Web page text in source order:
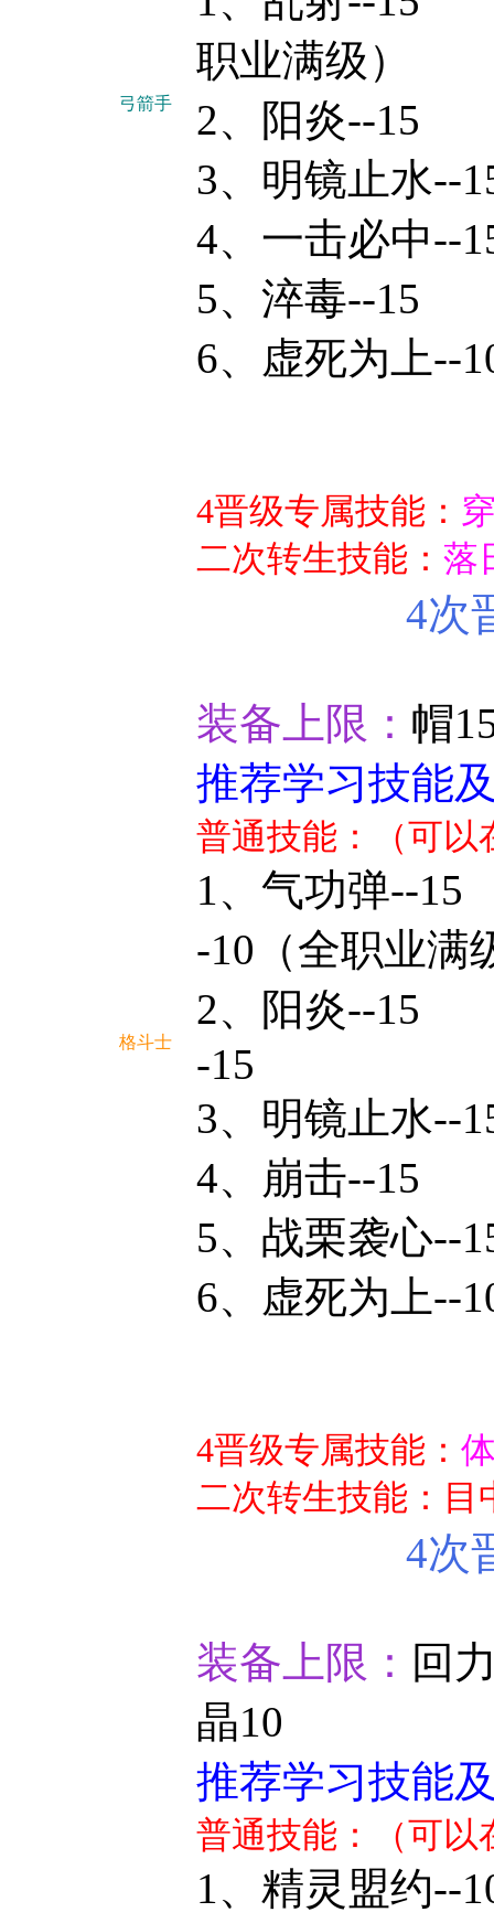
弓箭手
职业满级）
2、
3、明镜止水--
4、一击必中--
5、淬毒--15
6、虚死为上--
4晋级专属技能：
二次转生技能： 落
格斗士
4次
装备上限： 帽
推荐学习技能
普通技能：（可以
1、气
-10 （全职业满
2、阳
-15
3、明
4、崩击--15
5、战栗袭心--
6、虚死为上--
4晋级专属技能：
二次转生技能：目
4次
装备上限： 回
晶10
推荐学习技能
普通技能：（可以
1、精灵盟约--